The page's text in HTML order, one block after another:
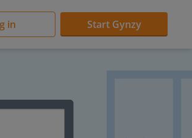
in Start Gynzy